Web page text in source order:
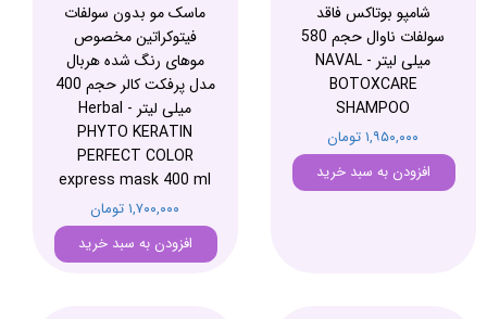
شامپو بوتاکس فاقد
سولفات ناوال حجم 580
میلی لیتر - NAVAL
BOTOXCARE
SHAMPOO
۱,۹۵۰,۰۰۰ تومان
افزودن به سبد خرید
ماسک مو بدون سولفات
فیتوکراتین مخصوص
موهای رنگ شده هربال
مدل پرفکت کالر حجم 400
میلی لیتر - Herbal
PHYTO KERATIN
PERFECT COLOR
express mask 400 ml
۱,۷۰۰,۰۰۰ تومان
افزودن به سبد خرید